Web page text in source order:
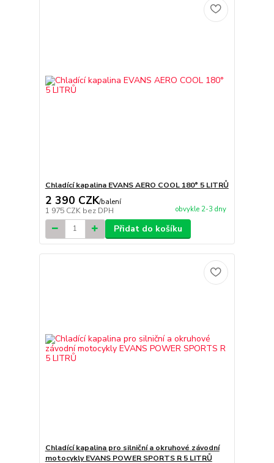
Chladící kapalina EVANS AERO COOL 180° 5 LITRŮ
2 390 CZK/balení
1 975 CZK bez DPH obvykle 2-3 dny
Přidat do košíku
Chladící kapalina pro silniční a okruhové závodní
motocykly EVANS POWER SPORTS R 5 LITRŮ